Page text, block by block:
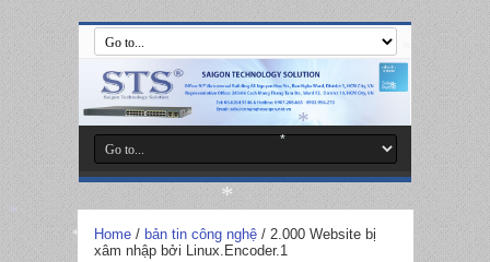
Home/ bản tin công nghệ/ 2.000 Website bị
xâm nhập bởi Linux.Encoder.1
*
*
*
*
*